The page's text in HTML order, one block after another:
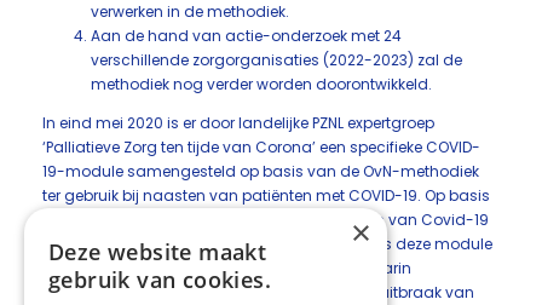
verwerken in de methodiek.
Aan de hand van actie-onderzoek met 24
verschillende zorgorganisaties (2022-2023) zal de
methodiek nog verder worden doorontwikkeld.
In eind mei 2020 is er door landelijke PZNL expertgroep
‘Palliatieve Zorg ten tijde van Corona’ een specifieke COVID-
19-module samengesteld op basis van de OvN-methodiek
ter gebruik bij naasten van patiënten met COVID-19. Op basis
van interviews met naasten en nabestaanden van Covid-19
patiënten en focusgroepen met zorgverleners is deze module
verder toegespitst op de omstandigheden waarin
beperkende maatregelen gelden wegens een uitbraak van
×
Deze website maakt
gebruik van cookies.